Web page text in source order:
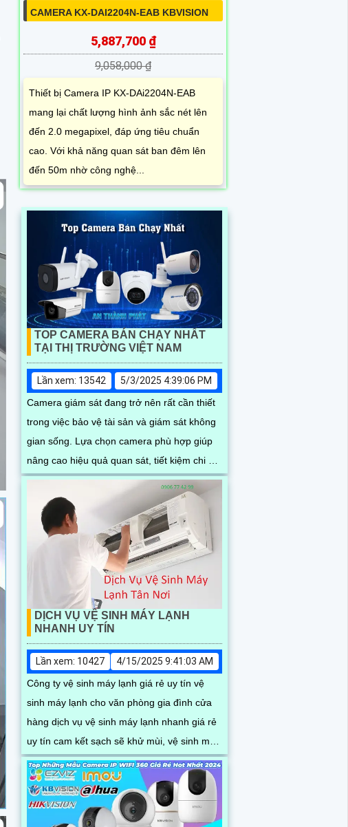
CAMERA KX-DAI2204N-EAB KBVISION
5,887,700 ₫
9,058,000 ₫
Thiết bị Camera IP KX-DAi2204N-EAB
mang lại chất lượng hình ảnh sắc nét lên
đến 2.0 megapixel, đáp ứng tiêu chuẩn
cao. Với khả năng quan sát ban đêm lên
đến 50m nhờ công nghệ...
TOP CAMERA BÁN CHẠY NHẤT
TẠI THỊ TRƯỜNG VIỆT NAM
Lần xem: 13542
5/3/2025 4:39:06 PM
Camera giám sát đang trở nên rất cần thiết
trong việc bảo vệ tài sản và giám sát không
gian sống. Lựa chọn camera phù hợp giúp
nâng cao hiệu quả quan sát, tiết kiệm chi phí
và dễ dàng lắp đặt.
DỊCH VỤ VỆ SINH MÁY LẠNH
NHANH UY TÍN
Lần xem: 10427
4/15/2025 9:41:03 AM
Công ty vệ sinh máy lạnh giá rẻ uy tín vệ
sinh máy lạnh cho văn phòng gia đình cửa
hàng dịch vụ vệ sinh máy lạnh nhanh giá rẻ
uy tín cam kết sạch sẽ khử mùi, vệ sinh máy
lạnh uy tín bao gồm dịch vụ bơm ga kiểm tra
máy lạnh vận hành tối ưu